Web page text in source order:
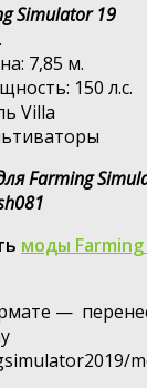
Simulator 19
7,85 м.
150 л.с.
Villa
Farming
моды
—